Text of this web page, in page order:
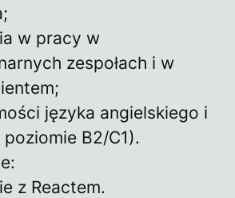
w pracy w
zespołach i w
języka angielskiego i
B2/C1).
z Reactem.